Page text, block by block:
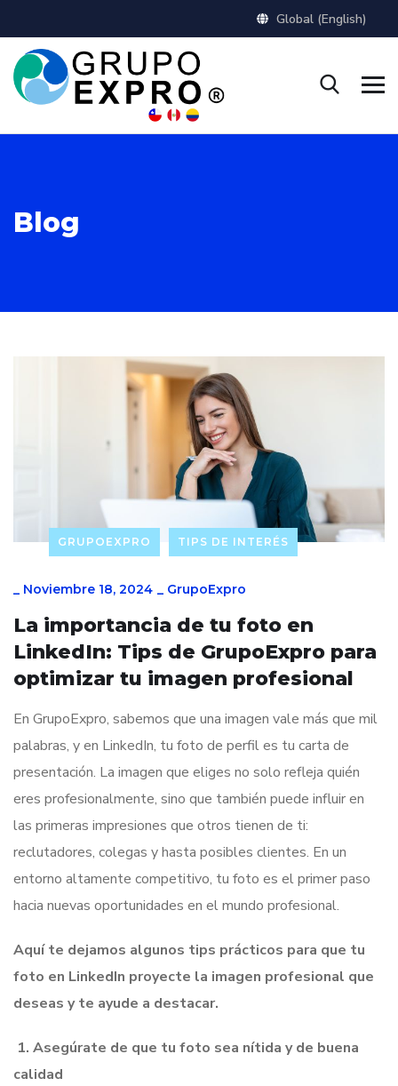
Global (English)
Blog
GRUPOEXPRO TIPS DE INTERÉS
_ Noviembre 18, 2024 _ GrupoExpro
La importancia de tu foto en
LinkedIn: Tips de GrupoExpro para
optimizar tu imagen profesional
En GrupoExpro, sabemos que una imagen vale más que mil
palabras, y en LinkedIn, tu foto de perfil es tu carta de
presentación. La imagen que eliges no solo refleja quién
eres profesionalmente, sino que también puede influir en
las primeras impresiones que otros tienen de ti:
reclutadores, colegas y hasta posibles clientes. En un
entorno altamente competitivo, tu foto es el primer paso
hacia nuevas oportunidades en el mundo profesional.
Aquí te dejamos algunos tips prácticos para que tu
foto en LinkedIn proyecte la imagen profesional que
deseas y te ayude a destacar.
1. Asegúrate de que tu foto sea nítida y de buena
calidad